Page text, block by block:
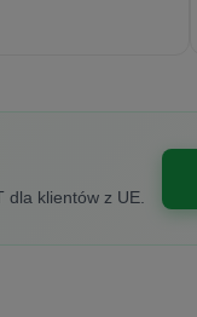
dla klientów z UE.